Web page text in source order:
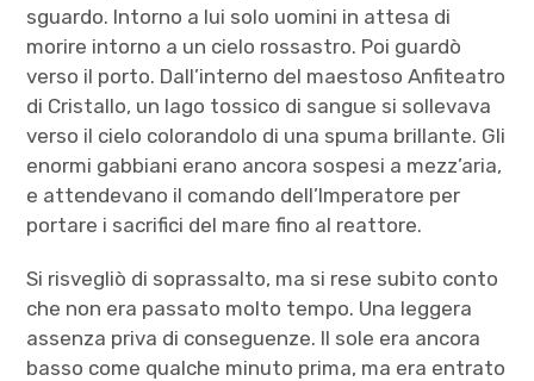
sguardo. Intorno a lui solo uomini in attesa di
morire intorno a un cielo rossastro. Poi guardò
verso il porto. Dall’interno del maestoso Anfiteatro
di Cristallo, un lago tossico di sangue si sollevava
verso il cielo colorandolo di una spuma brillante. Gli
enormi gabbiani erano ancora sospesi a mezz’aria,
e attendevano il comando dell’Imperatore per
portare i sacrifici del mare fino al reattore.
Si risvegliò di soprassalto, ma si rese subito conto
che non era passato molto tempo. Una leggera
assenza priva di conseguenze. Il sole era ancora
basso come qualche minuto prima, ma era entrato